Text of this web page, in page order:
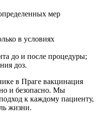
мер
в условиях
до и после процедуры;
доз.
в Праге вакцинация
и безопасно. Мы
к каждому пациенту,
жизни.